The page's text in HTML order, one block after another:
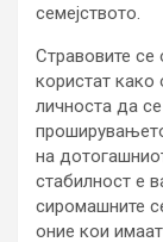
семејството.
Стравовите се
користат
личноста да
на
стабилност е
сиромашните
оние кои